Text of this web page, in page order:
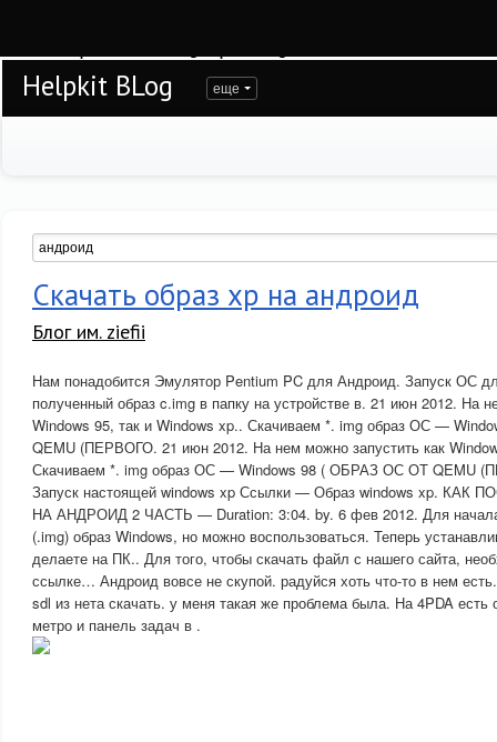
Helpkit BLog еще
Скачать образ xp на андроид
Блог им. ziefii
Нам понадобится Эмулятор Pentium PC для Андроид. Запуск ОС
полученный образ c.img в папку на устройстве в. 21 июн 2012. На
Windows 95, так и Windows xp.. Скачиваем *. img образ ОС —
QEMU (ПЕРВОГО. 21 июн 2012. На нем можно запустить как
Скачиваем *. img образ ОС — Windows 98 ( ОБРАЗ ОС ОТ QEMU
Запуск настоящей windows xp Ссылки — Образ windows xp. КАК
НА АНДРОИД 2 ЧАСТЬ — Duration: 3:04. by. 6 фев 2012. Для начала
(.img) образ Windows, но можно воспользоваться. Теперь
делаете на ПК.. Для того, чтобы скачать файл с нашего сайта,
ссылке… Андроид вовсе не скупой. радуйся хоть что-то в нем
sdl из нета скачать. у меня такая же проблема была. На 4PDA есть
метро и панель задач в .